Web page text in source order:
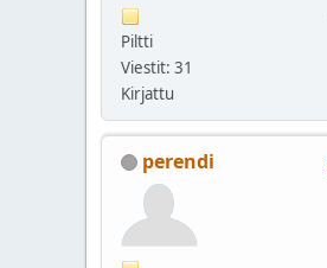
Piltti
Viestit: 31
Kirjattu
perendi